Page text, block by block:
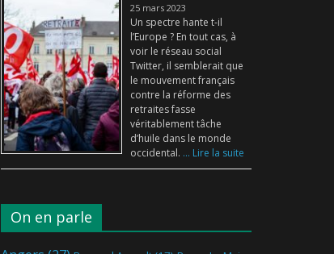
25 mars 2023
Un spectre hante t-il
l’Europe ? En tout cas, à
voir le réseau social
Twitter, il semblerait que
le mouvement français
contre la réforme des
retraites fasse
véritablement tâche
d’huile dans le monde
occidental. ... Lire la suite
On en parle